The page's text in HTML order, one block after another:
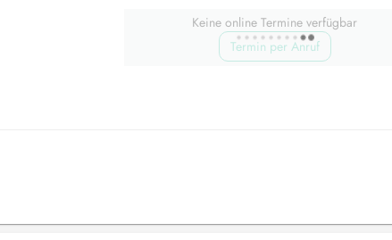
Keine online Termine verfügbar
Termin per Anruf